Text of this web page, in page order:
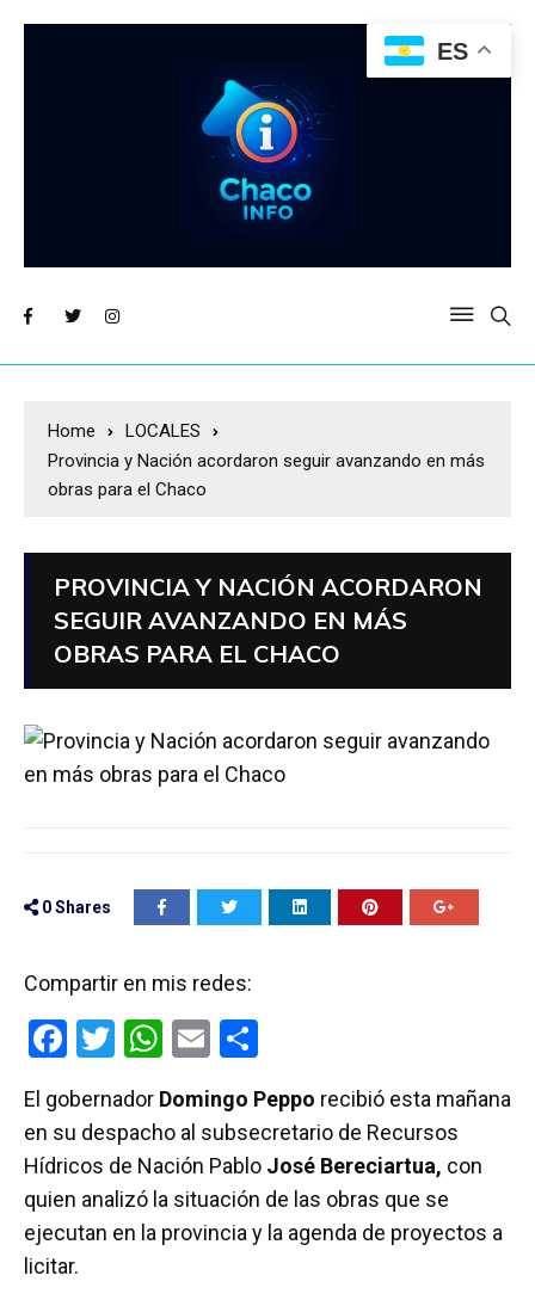
Home
LOCALES
Provincia y Nación acordaron seguir avanzando en más
obras para el Chaco
PROVINCIA Y NACIÓN ACORDARON
SEGUIR AVANZANDO EN MÁS
OBRAS PARA EL CHACO
0Shares
Compartir en mis redes:
F
ce
b
o
o
k
T
tt
er
W
at
s
A
p
E
ail m
p
ar
tir
El gobernador Domingo Peppo recibió esta mañana
en su despacho al subsecretario de Recursos
Hídricos de Nación Pablo José Bereciartua, con
quien analizó la situación de las obras que se
ejecutan en la provincia y la agenda de proyectos a
licitar.
ES